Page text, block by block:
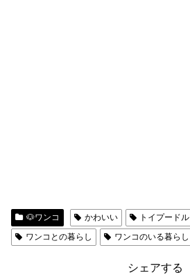
🐶ワンコ かわいい トイプードル
ワンコとの暮らし
ワンコのいる暮らし
シェアする